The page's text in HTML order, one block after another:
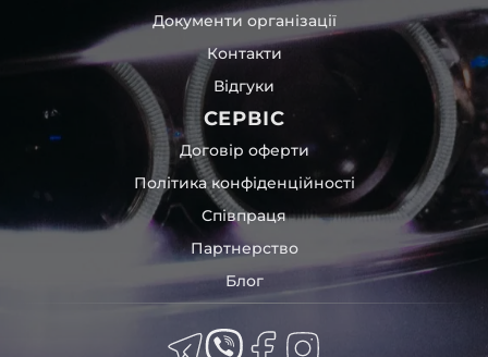
Документи організації
Контакти
Відгуки
СЕРВІС
Договір оферти
Політика конфіденційності
Співпраця
Партнерство
Блог